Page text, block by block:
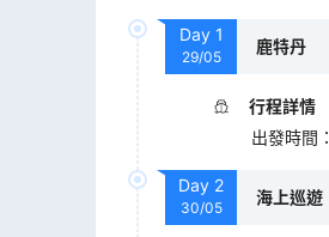
Day 1
29/05
鹿特丹
行程詳情
出發時間 ：
Day 2
30/05
海上巡遊